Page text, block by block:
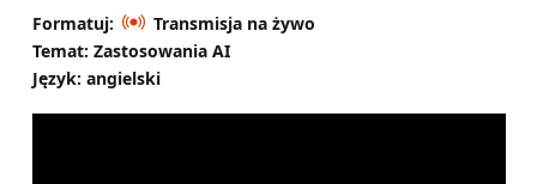
Formatuj:
Transmisja na żywo
Temat: Zastosowania AI
Język: angielski